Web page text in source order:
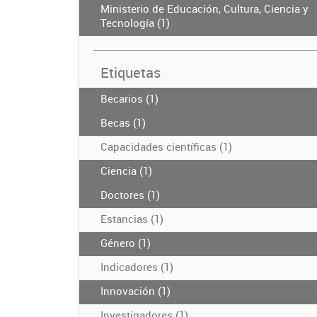
Ministerio de Educación, Cultura, Ciencia y
Tecnología (1)
Etiquetas
Becarios (1)
Becas (1)
Capacidades científicas (1)
Ciencia (1)
Doctores (1)
Estancias (1)
Género (1)
Indicadores (1)
Innovación (1)